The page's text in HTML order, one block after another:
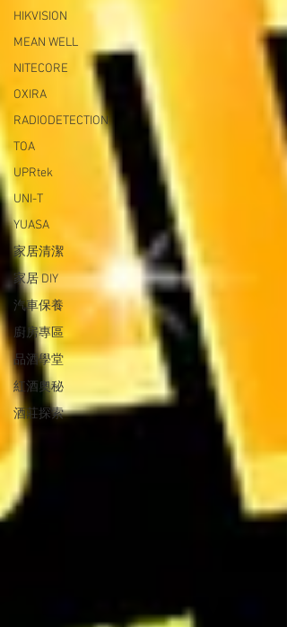
HIKVISION
MEAN WELL
NITECORE
OXIRA
RADIODETECTION
TOA
UPRtek
UNI-T
YUASA
家居清潔
家居 DIY
汽車保養
廚房專區
品酒學堂
紅酒奧秘
酒莊探索